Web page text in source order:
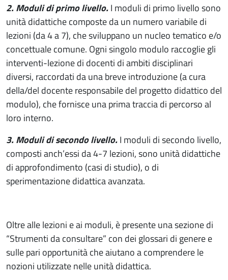
2. Moduli di primo livello.I moduli di primo livello sono
unità didattiche composte da un numero variabile di
lezioni (da 4 a 7), che sviluppano un nucleo tematico e/o
concettuale comune. Ogni singolo modulo raccoglie gli
interventi-lezione di docenti di ambiti disciplinari
diversi, raccordati da una breve introduzione (a cura
della/del docente responsabile del progetto didattico del
modulo), che fornisce una prima traccia di percorso al
loro interno.
3. Moduli di secondo livello.I moduli di secondo livello,
composti anch’essi da 4-7 lezioni, sono unità didattiche
di approfondimento (casi di studio), o di
sperimentazione didattica avanzata.
Oltre alle lezioni e ai moduli, è presente una sezione di
“Strumenti da consultare” con dei glossari di genere e
sulle pari opportunità che aiutano a comprendere le
nozioni utilizzate nelle unità didattica.